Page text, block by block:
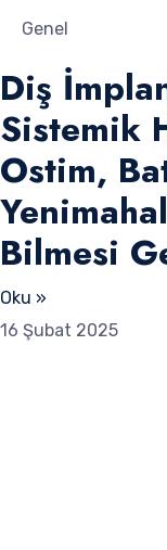
Genel
Diş
Sistemik
Ostim,
Bilmesi
Oku »
16 Şubat 2025